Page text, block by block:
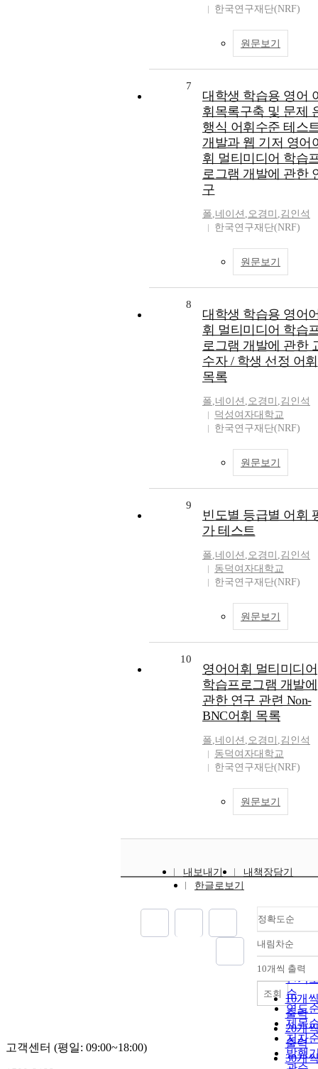
한국연구재단(NRF)
원문보기
7
대학생 학습용 영어
휘목록구축 및 문제
행식 어휘수준 테스
개발과 웹 기저 영어
휘 멀티미디어 학습
로그램 개발에 관한
구
폴,네이션 ,오경미 ,김인석
한국연구재단(NRF)
원문보기
8
대학생 학습용 영어
휘 멀티미디어 학습
로그램 개발에 관한
수자 / 학생 선정 어휘
목록
폴,네이션 ,오경미 ,김인석
덕성여자대학교
한국연구재단(NRF)
원문보기
9
빈도별 등급별 어휘
가 테스트
폴,네이션 ,오경미 ,김인석
동덕여자대학교
한국연구재단(NRF)
원문보기
10
영어어휘 멀티미디어
학습프로그램 개발에
관한 연구 관련 Non-
BNC어휘 목록
폴,네이션 ,오경미 ,김인석
동덕여자대학교
한국연구재단(NRF)
원문보기
내보내기
내책장담기
한글로보기
정확도순
정확
순
인기
순
연도
제목
저자
발행
내림차순
내림
10개씩 출력
10개
출력
20개
출력
30개
조회
고객센터 (평일: 09:00~18:00)